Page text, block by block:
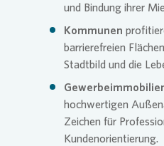
und Bindung ihrer
Kommunen
barrierefreien
Stadtbild und die
hochwertigen
Zeichen für
Kundenorientierung.